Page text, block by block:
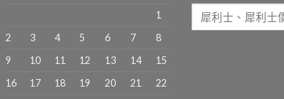
1
2
3 4 5 6 7
8
9
10 11 12 13 14
15
16
17 18 19 20 21 22